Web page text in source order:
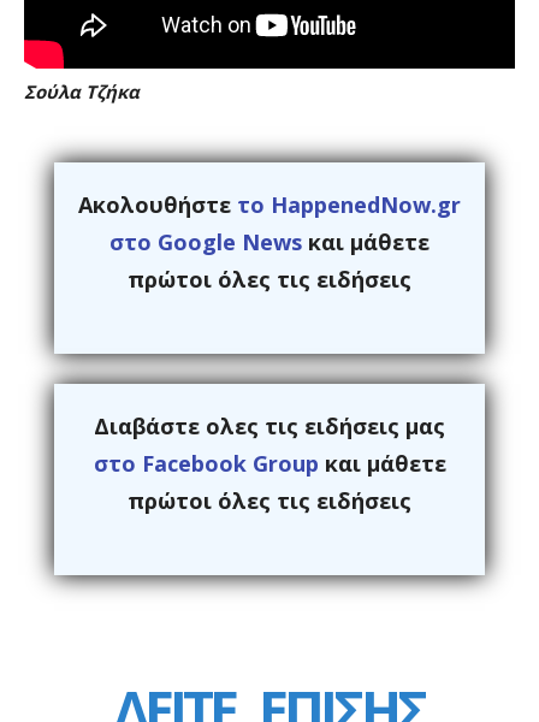
Σούλα Τζήκα
Ακολουθήστε το HappenedNow.gr
στο Google News και μάθετε
πρώτοι όλες τις ειδήσεις
Διαβάστε ολες τις ειδήσεις μας
στο Facebook Group και μάθετε
πρώτοι όλες τις ειδήσεις